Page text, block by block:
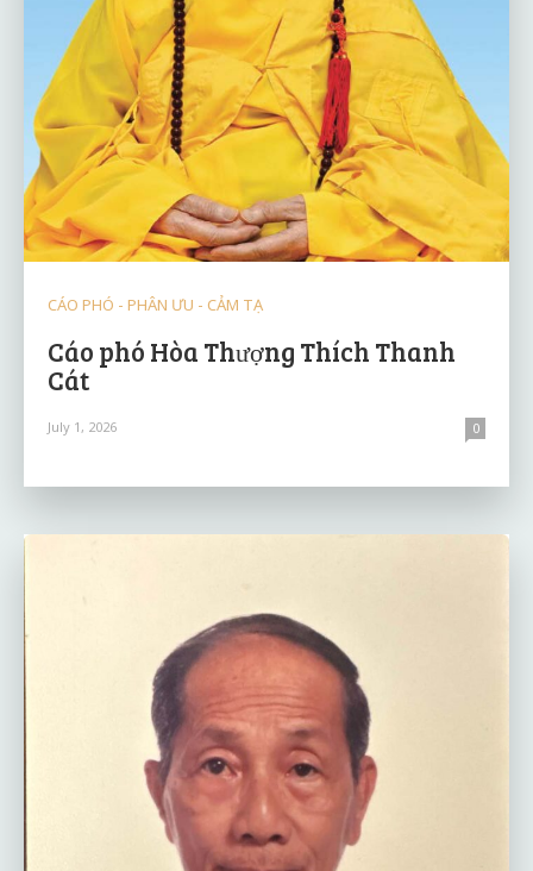
CÁO PHÓ - PHÂN ƯU - CẢM TẠ
Cáo phó Hòa Thượng Thích Thanh
Cát
July 1, 2026 0